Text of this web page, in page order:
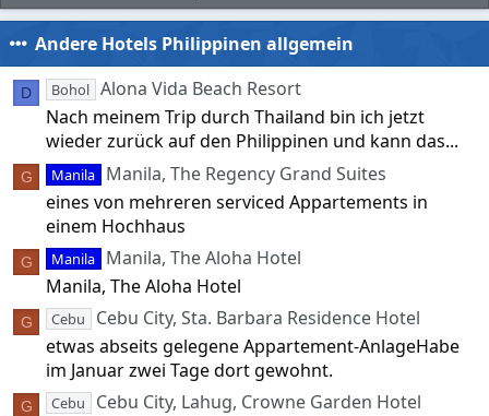
Andere Hotels Philippinen allgemein
D Bohol Alona Vida Beach Resort
Nach meinem Trip durch Thailand bin ich jetzt
wieder zurück auf den Philippinen und kann das...
G Manila
Manila, The Regency Grand Suites
eines von mehreren serviced Appartements in
einem Hochhaus
G Manila
Manila, The Aloha Hotel
Manila, The Aloha Hotel
G Cebu
Cebu City, Sta. Barbara Residence Hotel
etwas abseits gelegene Appartement-AnlageHabe
im Januar zwei Tage dort gewohnt.
G Cebu
Cebu City, Lahug, Crowne Garden Hotel